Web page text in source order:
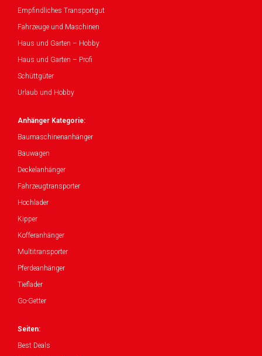
Empfindliches Transportgut
Fahrzeuge und Maschinen
Haus und Garten – Hobby
Haus und Garten – Profi
Schüttgüter
Urlaub und Hobby
Anhänger Kategorie:
Baumaschinenanhänger
Bauwagen
Deckelanhänger
Fahrzeugtransporter
Hochlader
Kipper
Kofferanhänger
Multitransporter
Pferdeanhänger
Tieflader
Go-Getter
Seiten:
Best Deals